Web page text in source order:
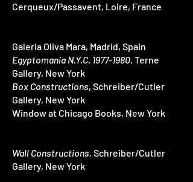
Cerqueux/Passavent, Loire, France
Galeria Oliva Mara, Madrid, Spain
Egyptomania N.Y.C. 1977-1980, Terne
Gallery, New York
Box Constructions, Schreiber/Cutler
Gallery, New York
Window at Chicago Books, New York
Wall Constructions, Schreiber/Cutler
Gallery, New York